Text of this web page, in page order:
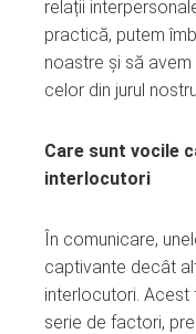
relații
practică, putem
noastre și să
celor din jurul
Care sunt vocile
interlocutori
În comunicare,
captivante decât
interlocutori.
serie de factori,